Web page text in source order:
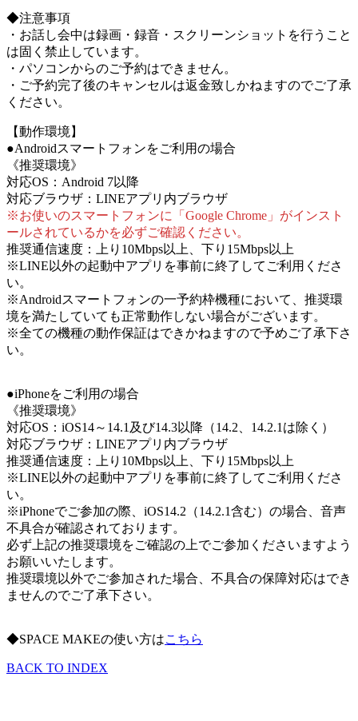
◆注意事項
・お話し会中は録画・録音・スクリーンショットを行うこと
は固く禁止しています。
・パソコンからのご予約はできません。
・ご予約完了後のキャンセルは返金致しかねますのでご了承
ください。
【動作環境】
●Androidスマートフォンをご利用の場合
《推奨環境》
対応OS：Android 7以降
対応ブラウザ：LINEアプリ内ブラウザ
※お使いのスマートフォンに「Google Chrome」がインスト
ールされているかを必ずご確認ください。
推奨通信速度：上り10Mbps以上、下り15Mbps以上
※LINE以外の起動中アプリを事前に終了してご利用くださ
い。
※Androidスマートフォンの一予約枠機種において、推奨環
境を満たしていても正常動作しない場合がございます。
※全ての機種の動作保証はできかねますので予めご了承下さ
い。
●iPhoneをご利用の場合
《推奨環境》
対応OS：iOS14～14.1及び14.3以降（14.2、14.2.1は除く）
対応ブラウザ：LINEアプリ内ブラウザ
推奨通信速度：上り10Mbps以上、下り15Mbps以上
※LINE以外の起動中アプリを事前に終了してご利用くださ
い。
※iPhoneでご参加の際、iOS14.2（14.2.1含む）の場合、音声
不具合が確認されております。
必ず上記の推奨環境をご確認の上でご参加くださいますよう
お願いいたします。
推奨環境以外でご参加された場合、不具合の保障対応はでき
ませんのでご了承下さい。
◆SPACE MAKEの使い方はこちら
BACK TO INDEX